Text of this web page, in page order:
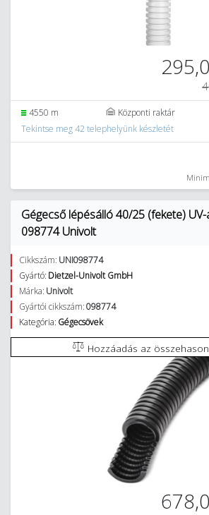
4550 m Központi raktár
Tekintse meg 42 telephelyünk készletét
Gégecső lépésálló 40/25 (fekete) UV-
098774 Univolt
Cikkszám: UNI098774
Gyártó: Dietzel-Univolt GmbH
Márka: Univolt
Gyártói cikkszám:098774
Kategória: Gégecsövek
Hozzáadás az